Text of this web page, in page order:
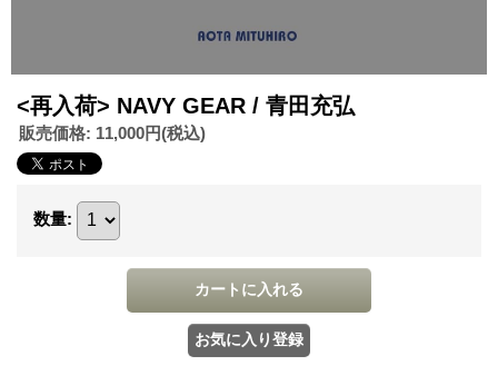
<再入荷> NAVY GEAR / 青田充弘
販売価格: 11,000円(税込)
数量: